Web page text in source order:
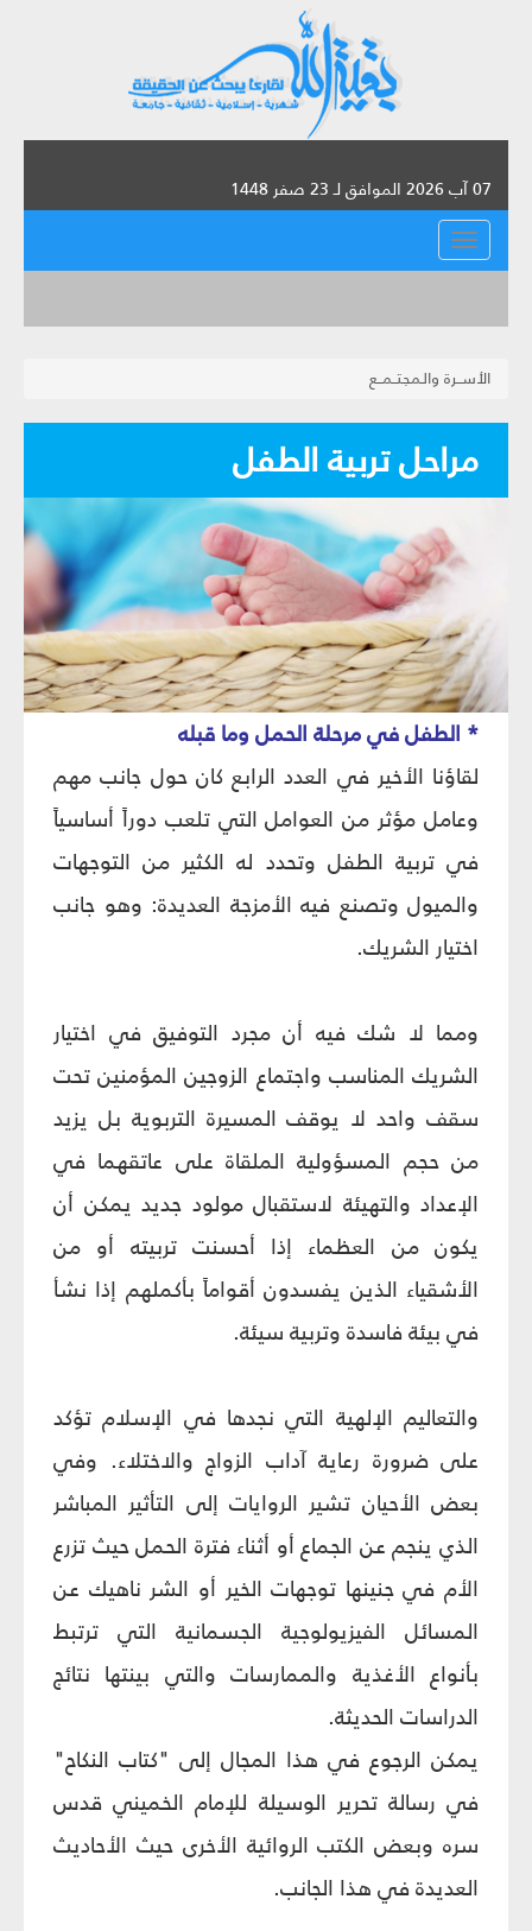
07 آب 2026 الموافق لـ 23 صفر 1448
القائمة
الأســرة والـمجتــمــع
مراحل تربية الطفل
* الطفل في مرحلة الحمل وما قبله
لقاؤنا الأخير في العدد الرابع كان حول جانب مهم
وعامل مؤثر من العوامل التي تلعب دوراً أساسياً
في تربية الطفل وتحدد له الكثير من التوجهات
والميول وتصنع فيه الأمزجة العديدة: وهو جانب
اختيار الشريك.
ومما لا شك فيه أن مجرد التوفيق في اختيار
الشريك المناسب واجتماع الزوجين المؤمنين تحت
سقف واحد لا يوقف المسيرة التربوية بل يزيد
من حجم المسؤولية الملقاة على عاتقهما في
الإعداد والتهيئة لاستقبال مولود جديد يمكن أن
يكون من العظماء إذا أحسنت تربيته أو من
الأشقياء الذين يفسدون أقواماً بأكملهم إذا نشأ
في بيئة فاسدة وتربية سيئة.
والتعاليم الإلهية التي نجدها في الإسلام تؤكد
على ضرورة رعاية آداب الزواج والاختلاء. وفي
بعض الأحيان تشير الروايات إلى التأثير المباشر
الذي ينجم عن الجماع أو أثناء فترة الحمل حيث تزرع
الأم في جنينها توجهات الخير أو الشر ناهيك عن
المسائل الفيزيولوجية الجسمانية التي ترتبط
بأنواع الأغذية والممارسات والتي بينتها نتائج
الدراسات الحديثة.
يمكن الرجوع في هذا المجال إلى "كتاب النكاح"
في رسالة تحرير الوسيلة للإمام الخميني قدس
سره وبعض الكتب الروائية الأخرى حيث الأحاديث
العديدة في هذا الجانب.